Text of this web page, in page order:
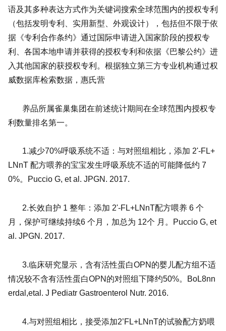
语及其多种表达方式作为关键词搜索全球范围内的授权专利
（包括发明专利、实用新型、外观设计），包括但不限于依
据《专利合作条约》通过国际申请进入国家阶段的授权专
利、各国本地申请并获得的授权专利和依据《巴黎公约》进
入其他国家的获授权专利。根据独立第三方专业机构通过权
威数据库检索数据，惠氏营
养品所属雀巢集团在前述统计期间在全球范围内授权专
利数量排名第一。
1.减少70%呼吸系统不适：与对照组相比，添加 2'-FL+
LNnT 配方喂养的宝宝发生呼吸系统不适的可能降低约 7
0%。Puccio G, et al. JPGN. 2017.
2.长效自护 1 整年：添加 2'-FL+LNnT配方喂养 6 个
月，保护可继续持续6 个月，加总为 12个 月。Puccio G, et
al. JPGN. 2017.
3.临床研究显示，含有活性蛋白OPN的婴儿配方组不适
情况较不含有活性蛋白OPN的对照组下降约50%。BoL8nn
erdal,etal. J Pediatr Gastroenterol Nutr. 2016.
4.与对照组相比，接受添加2’FL+LNnT的试验配方奶喂